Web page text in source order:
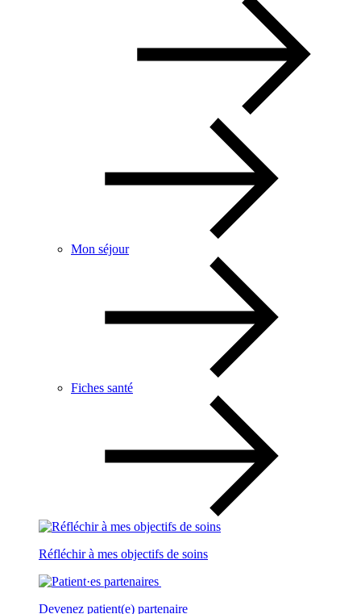
Mon séjour
Fiches santé
Réfléchir à mes objectifs de soins
Devenez patient(e) partenaire